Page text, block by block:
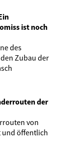
ist noch
des
Zubau der
der
von
und öffentlich